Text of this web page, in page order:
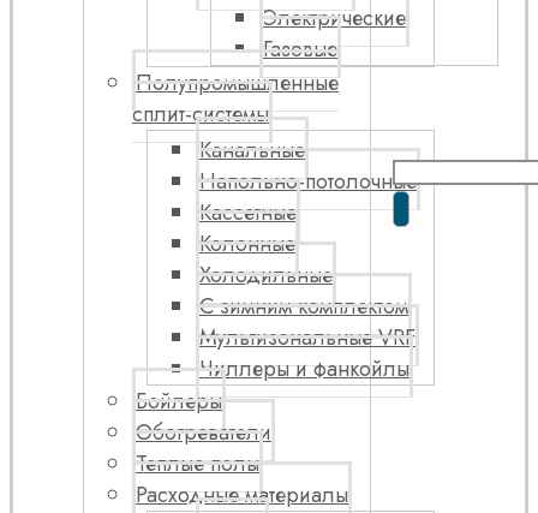
Электрические
Газовые
Полупромышленные
сплит-системы
Канальные
Напольно-потолочные
Кассетные
Колонные
Холодильные
С зимним комплектом
Мультизональные VRF
Чиллеры и фанкойлы
Бойлеры
Обогреватели
Теплые полы
Расходные материалы